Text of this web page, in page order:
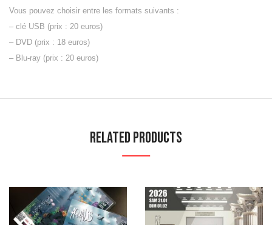
Vous pouvez choisir entre les formats suivants :
– clé USB (prix : 20 euros)
– DVD (prix : 18 euros)
– Blu-ray (prix : 20 euros)
Related Products